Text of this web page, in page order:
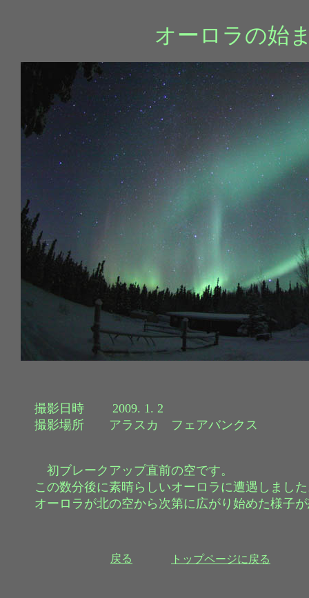
オーロラの始
初ブレークアップ直前の空です。
この数分後に素晴らしいオーロラに遭遇しまし
オーロラが北の空から次第に広がり始めた様子
戻る トップページに戻る
撮影日時 2009. 1. 2
撮影場所 アラスカ フェアバンクス